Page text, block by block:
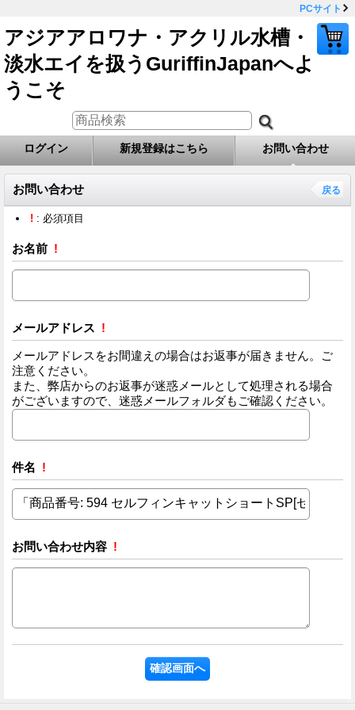
PCサイト
アジアアロワナ・アクリル水槽・
淡水エイを扱うGuriffinJapanへよ
うこそ
ログイン 新規登録はこちら お問い合わせ
お問い合わせ 戻る
! : 必須項目
お名前 !
メールアドレス !
メールアドレスをお間違えの場合はお返事が届きません。ご
注意ください。
また、弊店からのお返事が迷惑メールとして処理される場合
がございますので、迷惑メールフォルダもご確認ください。
件名 !
お問い合わせ内容 !